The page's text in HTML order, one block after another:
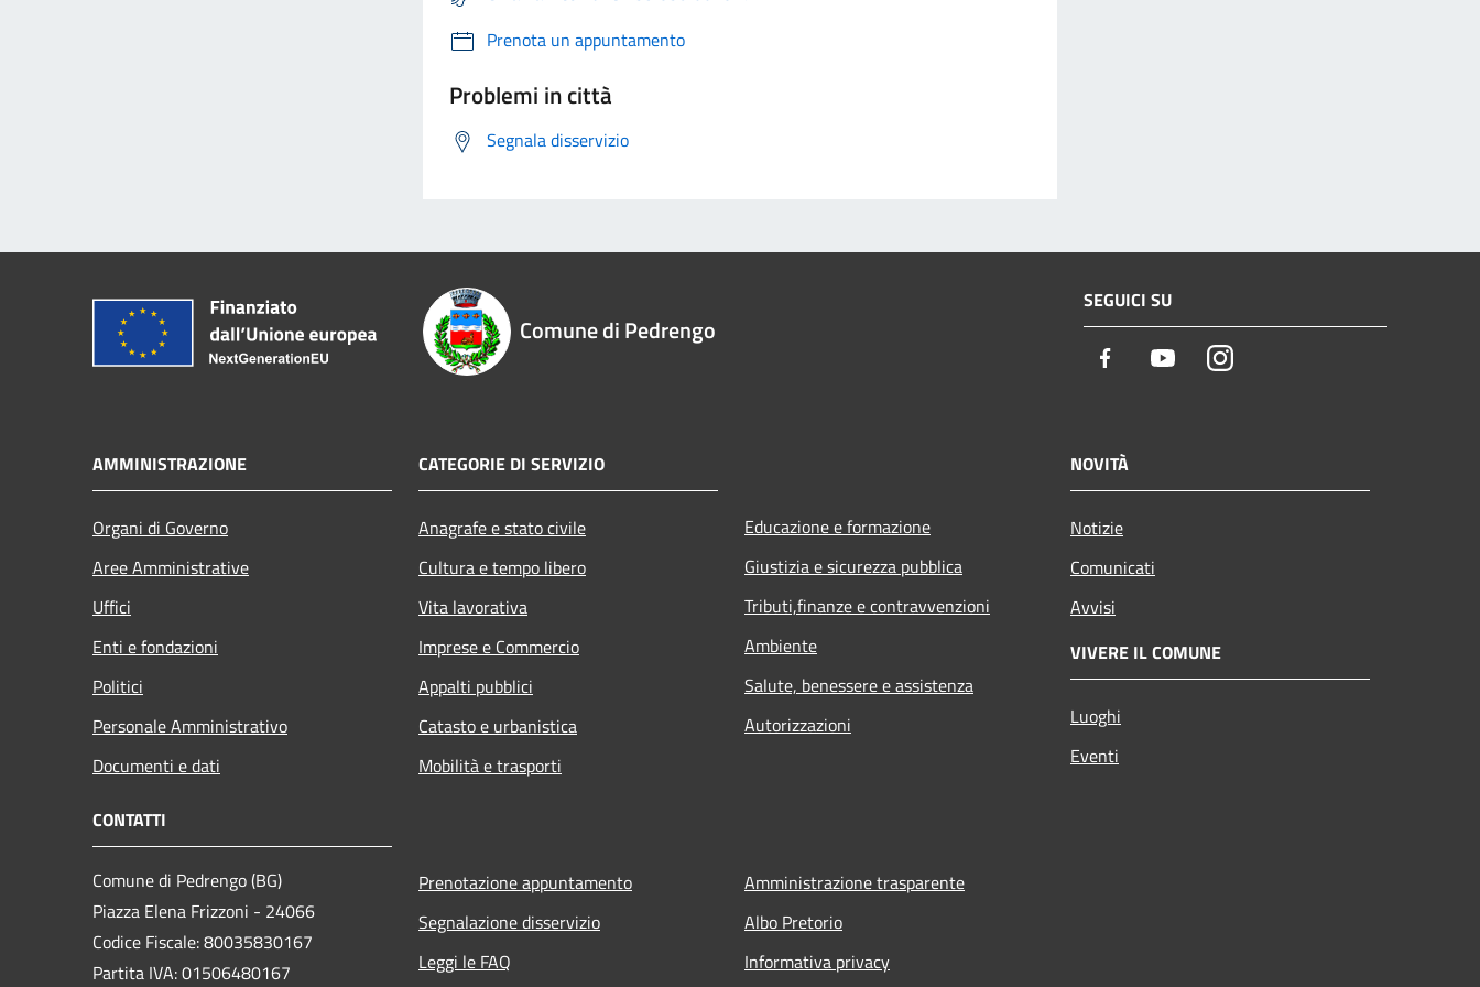
Prenota un appuntamento
Problemi in città
Segnala disservizio
Comune di Pedrengo
SEGUICI SU
Facebook YoutubeInstagram
AMMINISTRAZIONE
Organi di Governo
Aree Amministrative
Uffici
Enti e fondazioni
Politici
Personale Amministrativo
Documenti e dati
CATEGORIE DI SERVIZIO
Anagrafe e stato civile
Cultura e tempo libero
Vita lavorativa
Imprese e Commercio
Appalti pubblici
Catasto e urbanistica
Mobilità e trasporti
Educazione e formazione
Giustizia e sicurezza pubblica
Tributi,finanze e contravvenzioni
Ambiente
Salute, benessere e assistenza
Autorizzazioni
NOVITÀ
Notizie
Comunicati
Avvisi
VIVERE IL COMUNE
Luoghi
Eventi
CONTATTI
Comune di Pedrengo (BG)
Piazza Elena Frizzoni - 24066
Codice Fiscale: 80035830167
Partita IVA: 01506480167
Prenotazione appuntamento
Segnalazione disservizio
Leggi le FAQ
Amministrazione trasparente
Albo Pretorio
Informativa privacy